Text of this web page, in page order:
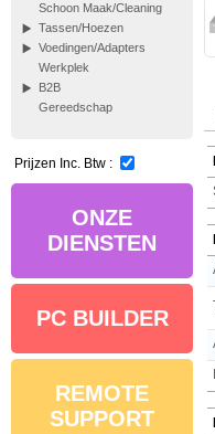
Schoon Maak/Cleaning
Tassen/Hoezen
Voedingen/Adapters
Werkplek
B2B
Gereedschap
Prijzen Inc. Btw :
ONZE
DIENSTEN
PC BUILDER
REMOTE
SUPPORT